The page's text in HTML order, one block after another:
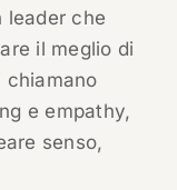
leader che
il meglio di
chiamano
e empathy,
senso,